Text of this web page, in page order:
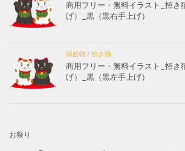
商用フリー・無料イラスト_招き
げ）_黒（黒右手上げ）
縁起物/ 招き猫
商用フリー・無料イラスト_招き
げ）_黒（黒左手上げ）
お祭り